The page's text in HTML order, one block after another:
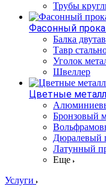
Трубы
Фасонный
Балка
Тавр
Уголок
Швеллер
Цветные
Бронзовый
Дюралевый
Латунный
Еще
Услуги